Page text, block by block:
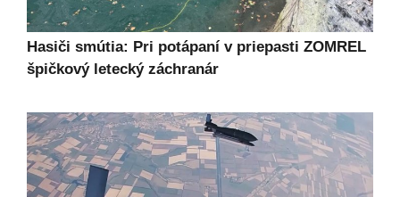
Hasiči smútia: Pri potápaní v priepasti ZOMREL
špičkový letecký záchranár